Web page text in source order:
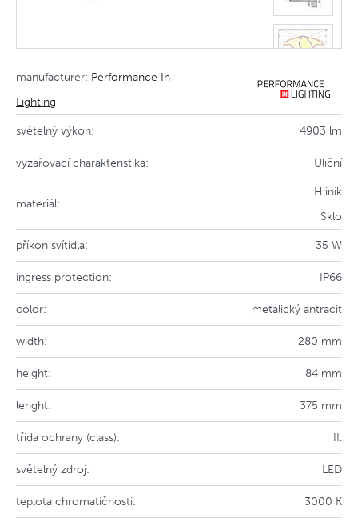
manufacturer: Performance In
Lighting
světelný výkon: 4903 lm
vyzařovací charakteristika: Uliční
materiál:
Hliník
Sklo
příkon svítidla: 35 W
ingress protection: IP66
color: metalický antracit
width: 280 mm
height: 84 mm
lenght: 375 mm
třída ochrany (class): II.
světelný zdroj: LED
teplota chromatičnosti: 3000 K